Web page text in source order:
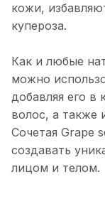
кожи,
купероза.
Как и любые
можно
добавляя его в
волос, а также
Сочетая Grape
создавать
лицом и телом.